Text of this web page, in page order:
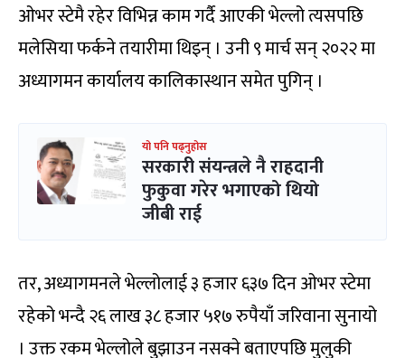
ओभर स्टेमै रहेर विभिन्न काम गर्दै आएकी भेल्लो त्यसपछि
मलेसिया फर्कने तयारीमा थिइन् । उनी ९ मार्च सन् २०२२ मा
अध्यागमन कार्यालय कालिकास्थान समेत पुगिन् ।
यो पनि पढ्नुहोस
सरकारी संयन्त्रले नै राहदानी
फुकुवा गरेर भगाएको थियो
जीबी राई
तर, अध्यागमनले भेल्लोलाई ३ हजार ६३७ दिन ओभर स्टेमा
रहेको भन्दै २६ लाख ३८ हजार ५१७ रुपैयाँ जरिवाना सुनायो
। उक्त रकम भेल्लोले बुझाउन नसक्ने बताएपछि मुलुकी